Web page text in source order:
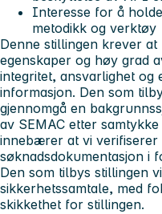
Interesse for å
metodikk og verktøy
Denne stillingen krever
egenskaper og høy grad
integritet, ansvarlighet og
informasjon. Den som
gjennomgå en
av SEMAC etter
innebærer at vi verifiserer
søknadsdokumentasjon i
Den som tilbys stillingen
sikkerhetssamtale, med
skikkethet for stillingen.